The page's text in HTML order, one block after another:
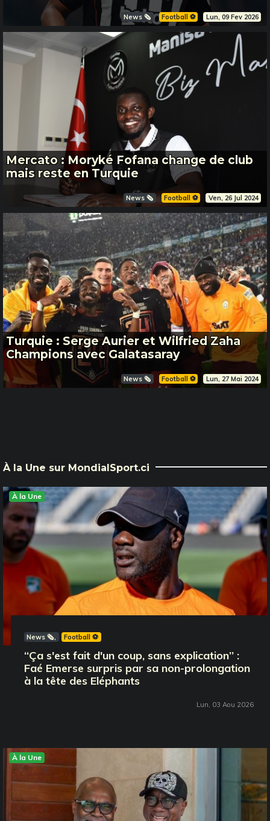
News 🗞️ Football ⚽️ Lun, 09 Fev 2026
Mercato : Moryké Fofana change de club
mais reste en Turquie
News 🗞️ Football ⚽️ Ven, 26 Jul 2024
Turquie : Serge Aurier et Wilfried Zaha
Champions avec Galatasaray
News 🗞️ Football ⚽️ Lun, 27 Mai 2024
À la Une sur MondialSport.ci
À la Une
News 🗞️ Football ⚽️
‘‘Ça s'est fait d'un coup, sans explication’’ :
Faé Emerse surpris par sa non-prolongation
à la tête des Eléphants
Lun, 03 Aou 2026
À la Une